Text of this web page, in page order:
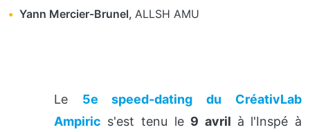
Yann Mercier-Brunel, ALLSH AMU
Le 5e speed-dating du CréativLab
Ampiric s'est tenu le 9 avril à l'Inspé à